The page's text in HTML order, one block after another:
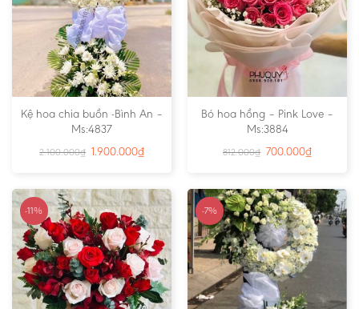
Kệ hoa chia buồn -Bình An –
Ms:4837
2.100.000₫ 1.900.000₫
Bó hoa hồng – Pink Love –
Ms:3884
812.000₫ 700.000₫
-11% -7%